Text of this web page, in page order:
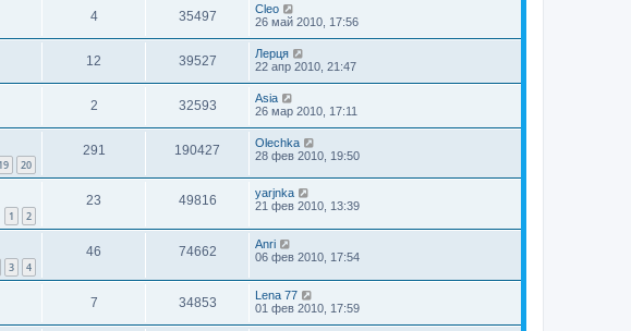
4 35497
Cleo
26 май 2010, 17:56
12 39527
Лерця
22 апр 2010, 21:47
2 32593
Asia
26 мар 2010, 17:11
19 20
291 190427
Olechka
28 фев 2010, 19:50
1 2
23 49816
yarjnka
21 фев 2010, 13:39
3 4
46 74662
Anri
06 фев 2010, 17:54
7 34853
Lena 77
01 фев 2010, 17:59